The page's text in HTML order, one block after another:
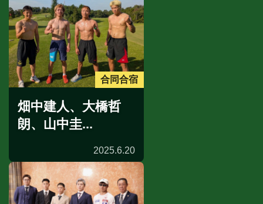
合同合宿
畑中建人、大橋哲
朗、山中圭...
2025.6.20